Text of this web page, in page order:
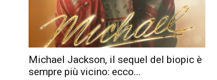
Michael Jackson, il sequel del biopic è
sempre più vicino: ecco...